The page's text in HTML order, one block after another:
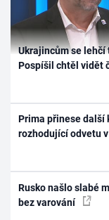
Ukrajincům se
Pospíšil chtěl vidět
Prima přinese další
rozhodující odvetu
Rusko našlo slabé
bez varování